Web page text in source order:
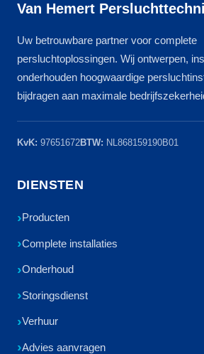
Van Hemert
Uw betrouwbare partner voor complete
persluchtoplossingen. Wij ontwerpen,
onderhouden hoogwaardige
bijdragen aan maximale
KvK: 97651672BTW: NL868159190B01
DIENSTEN
Producten
Complete installaties
Onderhoud
Storingsdienst
Verhuur
Advies aanvragen